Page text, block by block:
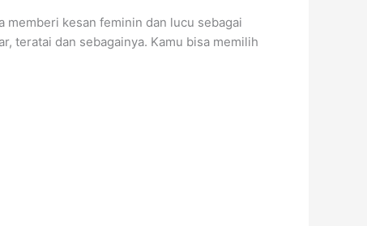
memberi kesan feminin dan lucu sebagai
teratai dan sebagainya. Kamu bisa memilih